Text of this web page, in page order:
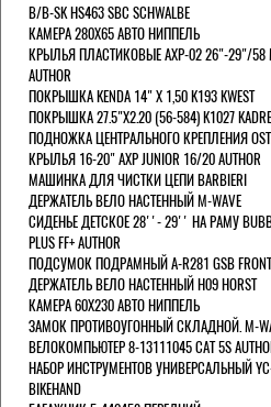
B/B-SK HS463 SBC SCHWALBE
КАМЕРА 280Х65 АВТО НИППЕЛЬ
КРЫЛЬЯ ПЛАСТИКОВЫЕ AXP-02 26"-29"/58
AUTHOR
ПОКРЫШКА KENDA 14" Х 1,50 K193 KWEST
ПОКРЫШКА 27.5"Х2.20 (56-584) K1027
ПОДНОЖКА ЦЕНТРАЛЬНОГО КРЕПЛЕНИЯ
КРЫЛЬЯ 16-20" AXP JUNIOR 16/20 AUTHOR
МАШИНКА ДЛЯ ЧИСТКИ ЦЕПИ BARBIERI
ДЕРЖАТЕЛЬ ВЕЛО НАСТЕННЫЙ M-WAVE
СИДЕНЬЕ ДЕТСКОЕ 28''- 29'' НА РАМУ
PLUS FF+ AUTHOR
ПОДСУМОК ПОДРАМНЫЙ A-R281 GSB FRONT
ДЕРЖАТЕЛЬ ВЕЛО НАСТЕННЫЙ H09 HORST
КАМЕРА 60X230 АВТО НИППЕЛЬ
ЗАМОК ПРОТИВОУГОННЫЙ СКЛАДНОЙ. M-
ВЕЛОКОМПЬЮТЕР 8-13111045 CAT 5S
НАБОР ИНСТРУМЕНТОВ УНИВЕРСАЛЬНЫЙ
BIKEHAND